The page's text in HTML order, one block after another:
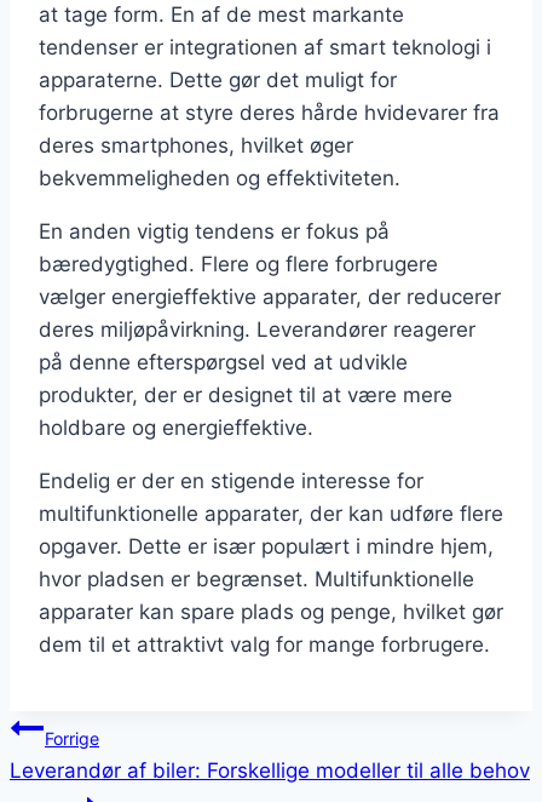
at tage form. En af de mest markante
tendenser er integrationen af smart teknologi i
apparaterne. Dette gør det muligt for
forbrugerne at styre deres hårde hvidevarer fra
deres smartphones, hvilket øger
bekvemmeligheden og effektiviteten.
En anden vigtig tendens er fokus på
bæredygtighed. Flere og flere forbrugere
vælger energieffektive apparater, der reducerer
deres miljøpåvirkning. Leverandører reagerer
på denne efterspørgsel ved at udvikle
produkter, der er designet til at være mere
holdbare og energieffektive.
Endelig er der en stigende interesse for
multifunktionelle apparater, der kan udføre flere
opgaver. Dette er især populært i mindre hjem,
hvor pladsen er begrænset. Multifunktionelle
apparater kan spare plads og penge, hvilket gør
dem til et attraktivt valg for mange forbrugere.
Indlægsnavigation
Forrige
Leverandør af biler: Forskellige modeller til alle behov